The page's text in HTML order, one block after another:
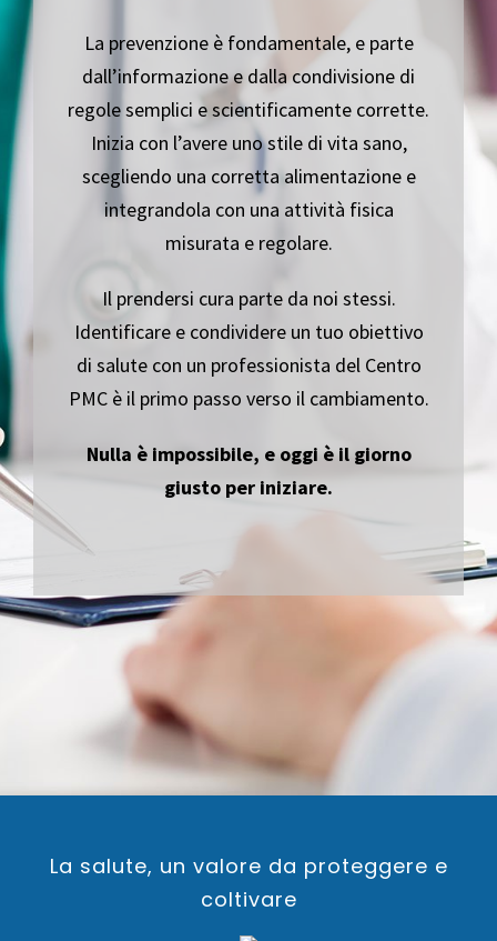
La prevenzione è fondamentale, e parte
dall’informazione e dalla condivisione di
regole semplici e scientificamente corrette.
Inizia con l’avere uno stile di vita sano,
scegliendo una corretta alimentazione e
integrandola con una attività fisica
misurata e regolare.
Il prendersi cura parte da noi stessi.
Identificare e condividere un tuo obiettivo
di salute con un professionista del Centro
PMC è il primo passo verso il cambiamento.
Nulla è impossibile, e oggi è il giorno
giusto per iniziare.
La salute, un valore da proteggere e
coltivare